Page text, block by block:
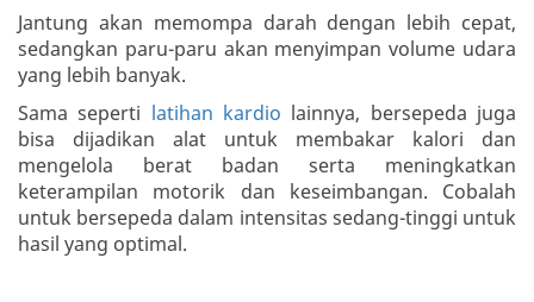
Jantung akan memompa darah dengan lebih cepat,
sedangkan paru-paru akan menyimpan volume udara
yang lebih banyak.
Sama seperti latihan kardio lainnya, bersepeda juga
bisa dijadikan alat untuk membakar kalori dan
mengelola berat badan serta meningkatkan
keterampilan motorik dan keseimbangan. Cobalah
untuk bersepeda dalam intensitas sedang-tinggi untuk
hasil yang optimal.